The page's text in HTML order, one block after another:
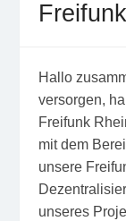
Hallo
versorgen,
Freifunk
mit dem
unsere
unseres